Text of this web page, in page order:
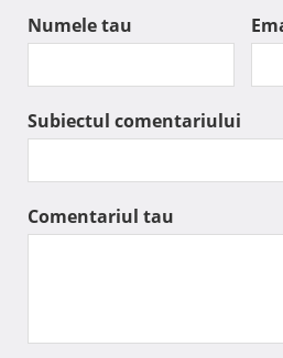
Numele tau
Subiectul comentariului
Comentariul tau